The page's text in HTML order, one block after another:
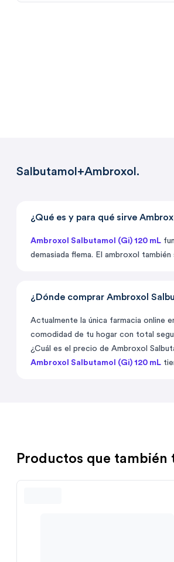
Salbutamol+Ambroxol.
¿Qué es y para qué sirve
Ambroxol Salbutamol (Gi) 120 mL
demasiada flema. El ambroxol
¿Dónde comprar Ambroxol
Actualmente la única farmacia online
comodidad de tu hogar con total
¿Cuál es el precio de Ambroxol
Ambroxol Salbutamol (Gi) 120 mL
Productos que también